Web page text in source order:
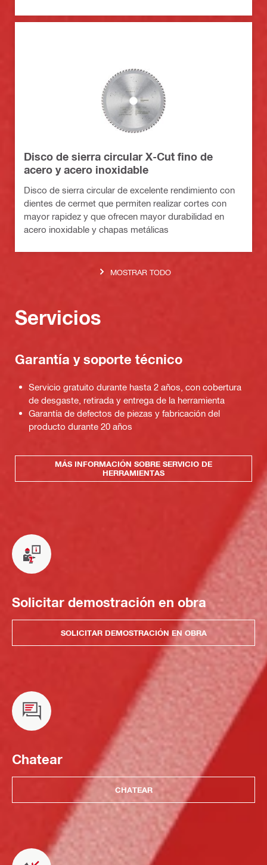
Disco de sierra circular X-Cut fino de
acero y acero inoxidable
Disco de sierra circular de excelente rendimiento con
dientes de cermet que permiten realizar cortes con
mayor rapidez y que ofrecen mayor durabilidad en
acero inoxidable y chapas metálicas
MOSTRAR TODO
Servicios
Garantía y soporte técnico
Servicio gratuito durante hasta 2 años, con cobertura
de desgaste, retirada y entrega de la herramienta
Garantía de defectos de piezas y fabricación del
producto durante 20 años
MÁS INFORMACIÓN SOBRE SERVICIO DE
HERRAMIENTAS
Solicitar demostración en obra
SOLICITAR DEMOSTRACIÓN EN OBRA
Chatear
CHATEAR